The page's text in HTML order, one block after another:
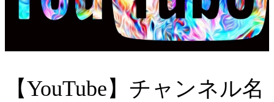
【YouTube】チャンネル名